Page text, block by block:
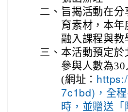
二、 旨揭活動在
育素材，本
融入課程與
三、 本活動預定
參與人數為
(網址：
7c1bd)，全
時，並贈送